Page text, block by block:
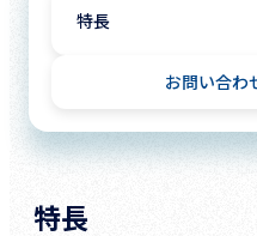
お問い合わ
特長